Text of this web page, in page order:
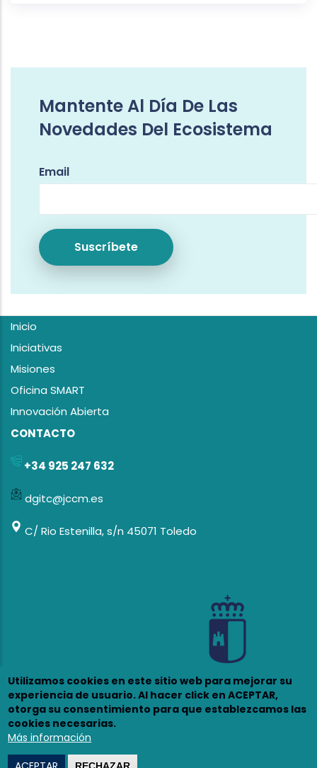
Mantente Al Día De Las
Novedades Del Ecosistema
Email
Inicio
Iniciativas
Misiones
Oficina SMART
Innovación Abierta
CONTACTO
+34 925 247 632
dgitc@jccm.es
C/ Rio Estenilla, s/n 45071 Toledo
Utilizamos cookies en este sitio web para mejorar su
experiencia de usuario. Al hacer click en ACEPTAR,
otorga su consentimiento para que establezcamos las
cookies necesarias.
Más información